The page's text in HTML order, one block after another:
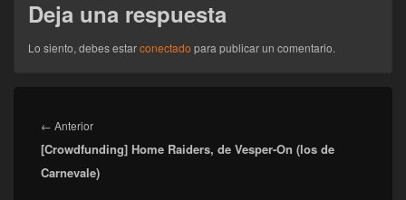
Deja una respuesta
Lo siento, debes estarconectado para publicar un comentario.
de
entradas
← AnteriorEntrada
anterior:
[Crowdfunding] Home Raiders, de Vesper-On (los de
Carnevale)